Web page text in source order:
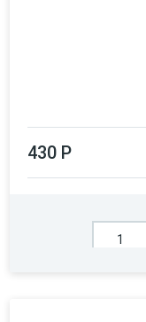
430 Р